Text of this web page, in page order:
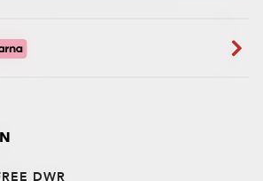
DWR